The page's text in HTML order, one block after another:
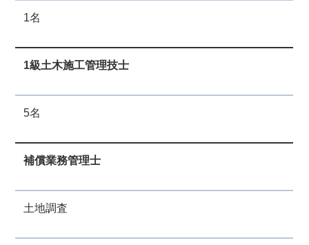
1名
1級土木施工管理技士
5名
補償業務管理士
土地調査